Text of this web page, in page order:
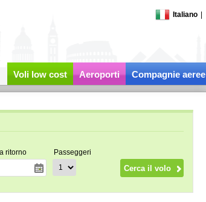
Italiano
Voli low cost Aeroporti Compagnie aeree
ritorno Passeggeri